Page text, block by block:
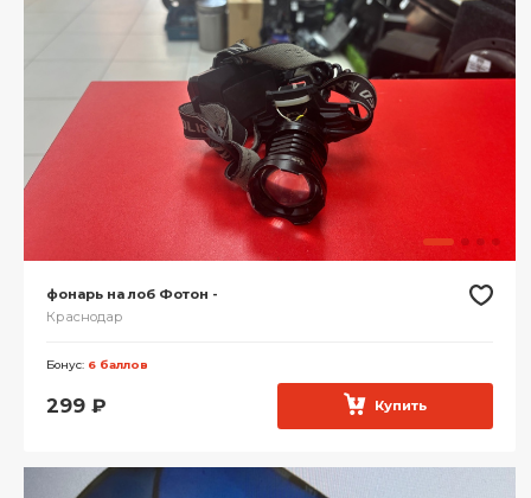
фонарь на лоб Фотон -
Краснодар
Бонус: 6 баллов
299 ₽ Купить